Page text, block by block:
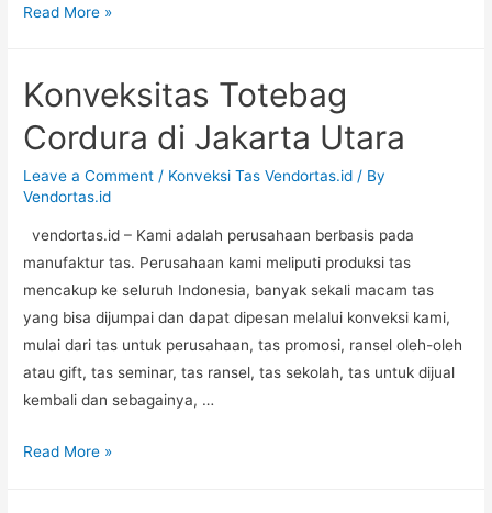
Konveksitas
di
Read More »
Konveksitas Totebag
Cordura di Jakarta Utara
Leave a Comment / Konveksi Tas Vendortas.id / By
Vendortas.id
vendortas.id – Kami adalah perusahaan berbasis pada
manufaktur tas. Perusahaan kami meliputi produksi tas
mencakup ke seluruh Indonesia, banyak sekali macam tas
yang bisa dijumpai dan dapat dipesan melalui konveksi kami,
mulai dari tas untuk perusahaan, tas promosi, ransel oleh-oleh
atau gift, tas seminar, tas ransel, tas sekolah, tas untuk dijual
kembali dan sebagainya, …
Konveksitas
Read More »